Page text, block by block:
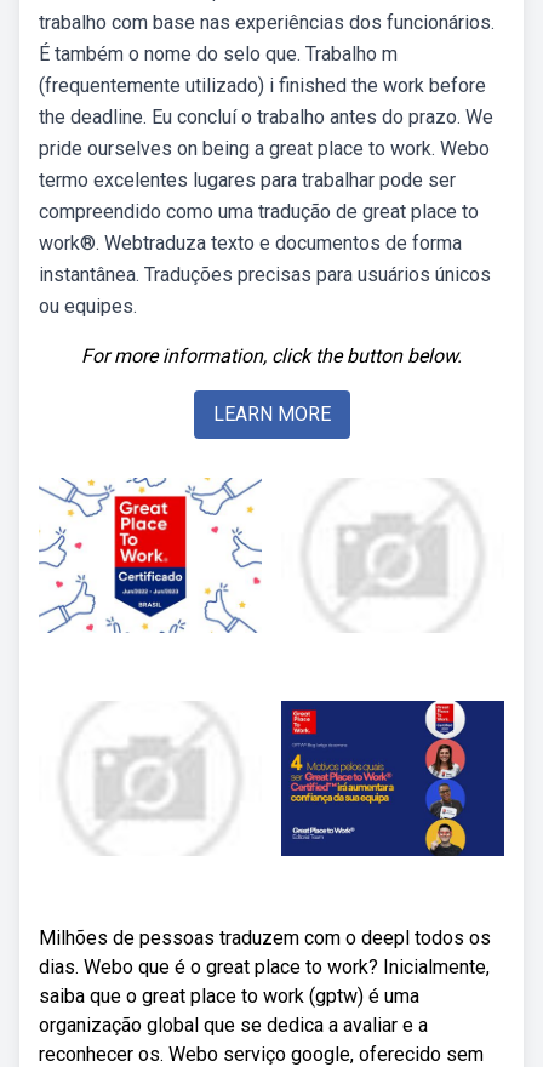
trabalho com base nas experiências dos funcionários.
É também o nome do selo que. Trabalho m
(frequentemente utilizado) i finished the work before
the deadline. Eu concluí o trabalho antes do prazo. We
pride ourselves on being a great place to work. Webo
termo excelentes lugares para trabalhar pode ser
compreendido como uma tradução de great place to
work®. Webtraduza texto e documentos de forma
instantânea. Traduções precisas para usuários únicos
ou equipes.
For more information, click the button below.
LEARN MORE
Milhões de pessoas traduzem com o deepl todos os
dias. Webo que é o great place to work? Inicialmente,
saiba que o great place to work (gptw) é uma
organização global que se dedica a avaliar e a
reconhecer os. Webo serviço google, oferecido sem